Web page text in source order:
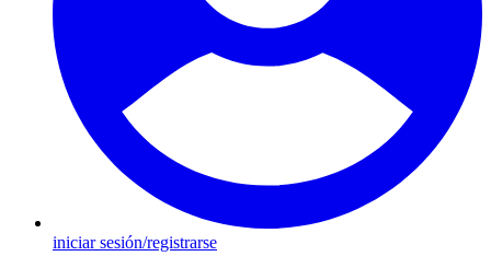
iniciar sesión/registrarse